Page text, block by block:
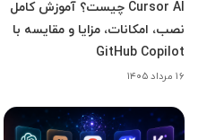
Cursor AI چیست؟ آموزش کامل
نصب، امکانات، مزایا و مقایسه با
GitHub Copilot
۱۶ مرداد ۱۴۰۵